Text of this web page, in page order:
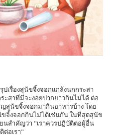
เรื่องสุนัขจิ้งจอกแกล้งนกกระสา
ะสาที่มีจะงอยปากยาวกินไม่ได้ ต่อ
สุนัขจิ้งจอกมากินอาหารบ้าง โดย
ขจิ้งจอกกินไม่ได้เช่นกัน ในที่สุดสุนัข
นสำคัญว่า "เราควรปฏิบัติต่อผู้อื่น
ต่อเรา"